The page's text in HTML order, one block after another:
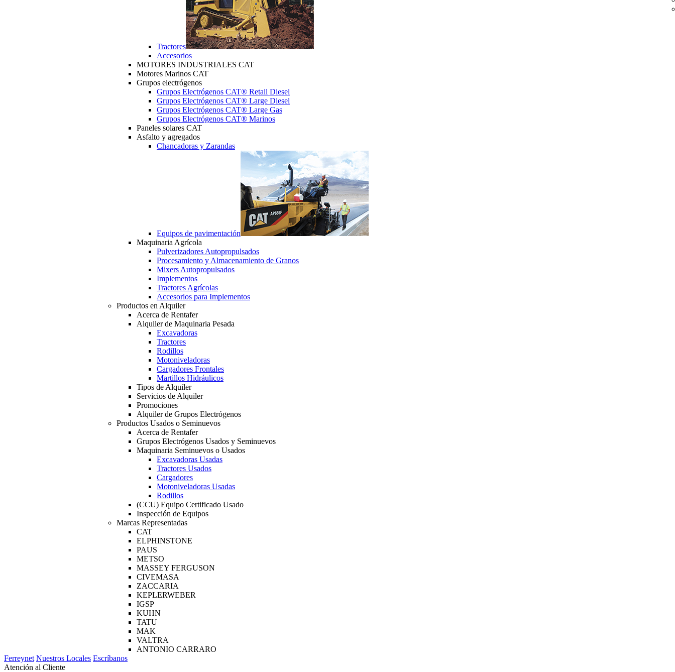
Tractores
Accesorios
MOTORES INDUSTRIALES CAT
Motores Marinos CAT
Grupos electrógenos
Grupos Electrógenos CAT® Retail Diesel
Grupos Electrógenos CAT® Large Diesel
Grupos Electrógenos CAT® Large Gas
Grupos Electrógenos CAT® Marinos
Paneles solares CAT
Asfalto y agregados
Chancadoras y Zarandas
Equipos de pavimentación
Maquinaria Agrícola
Pulverizadores Autopropulsados
Procesamiento y Almacenamiento de Granos
Mixers Autopropulsados
Implementos
Tractores Agrícolas
Accesorios para Implementos
Productos en Alquiler
Acerca de Rentafer
Alquiler de Maquinaria Pesada
Excavadoras
Tractores
Rodillos
Motoniveladoras
Cargadores Frontales
Martillos Hidráulicos
Tipos de Alquiler
Servicios de Alquiler
Promociones
Alquiler de Grupos Electrógenos
Productos Usados o Seminuevos
Acerca de Rentafer
Grupos Electrógenos Usados y Seminuevos
Maquinaria Seminuevos o Usados
Excavadoras Usadas
Tractores Usados
Cargadores
Motoniveladoras Usadas
Rodillos
(CCU) Equipo Certificado Usado
Inspección de Equipos
Marcas Representadas
CAT
ELPHINSTONE
PAUS
METSO
MASSEY FERGUSON
CIVEMASA
ZACCARIA
KEPLERWEBER
IGSP
KUHN
TATU
MAK
VALTRA
ANTONIO CARRARO
Ferreynet Nuestros Locales Escríbanos
Atención al Cliente